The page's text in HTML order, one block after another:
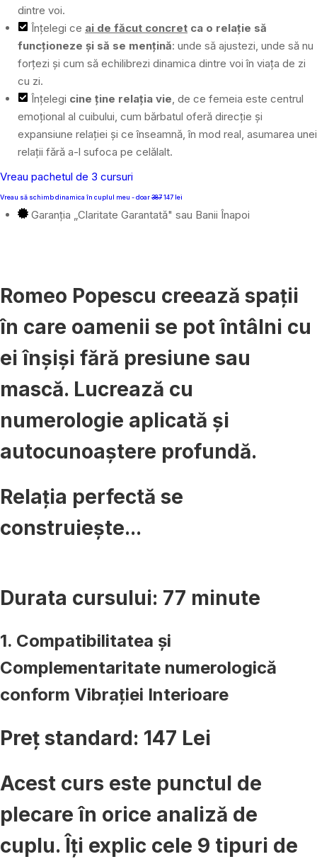
dintre voi.
Înțelegi ce ai de făcut concret ca o relație să
funcționeze și să se mențină: unde să ajustezi, unde să nu
forțezi și cum să echilibrezi dinamica dintre voi în viața de zi
cu zi.
Înțelegi cine ține relația vie, de ce femeia este centrul
emoțional al cuibului, cum bărbatul oferă direcție și
expansiune relației și ce înseamnă, în mod real, asumarea unei
relații fără a-l sufoca pe celălalt.
Vreau pachetul de 3 cursuri
Vreau să schimb dinamica în cuplul meu - doar387147 lei
Garanția „Claritate Garantată" sau Banii Înapoi
Romeo Popescu creează spații
în care oamenii se pot întâlni cu
ei înșiși fără presiune sau
mască. Lucrează cu
numerologie aplicată și
autocunoaștere profundă.
Relația perfectă se
construiește...
Durata cursului: 77 minute
1. Compatibilitatea și
Complementaritate numerologică
conform Vibrației Interioare
Preț standard: 147 Lei
Acest curs este punctul de
plecare în orice analiză de
cuplu. Îți explic cele 9 tipuri de